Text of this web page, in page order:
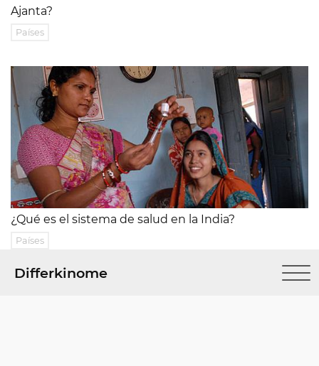
Ajanta?
Países
¿Qué es el sistema de salud en la India?
Países
Differkinome